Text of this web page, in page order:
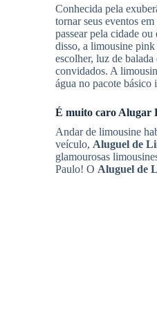
Conhecida pela
tornar seus eventos
passear pela cidade
disso, a limousine
escolher, luz de
convidados. A
água no pacote básico
É muito caro Alugar
Andar de limousine
veículo, Aluguel de
glamourosas
Paulo! O Aluguel de